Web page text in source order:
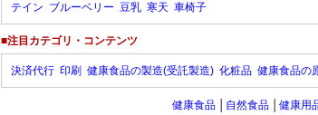
テイン ブルーベリー 豆乳 寒天 車椅子
■注目カテゴリ・コンテンツ
決済代行 印刷 健康食品の製造(受託製造) 化粧品 健康食品の
健康食品 自然食品 健康用